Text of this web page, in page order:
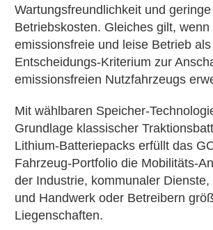
Wartungsfreundlichkeit und geringe
Betriebskosten. Gleiches gilt, wenn
emissionsfreie und leise Betrieb
Entscheidungs-Kriterium zur
emissionsfreien Nutzfahrzeugs
Mit wählbaren Speicher-
Grundlage klassischer
Lithium-Batteriepacks erfüllt das
Fahrzeug-Portfolio die Mobilitäts-
der Industrie, kommunaler Dienste,
und Handwerk oder Betreibern
Liegenschaften.